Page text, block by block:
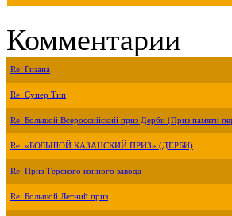
Комментарии
Re: Гизана
Re: Супер Тип
Re: Большой Всероссийский приз Дерби (Приз памяти
Re: «БОЛЬШОЙ КАЗАНСКИЙ ПРИЗ» (ДЕРБИ)
Re: Приз Терского конного завода
Re: Большой Летний приз